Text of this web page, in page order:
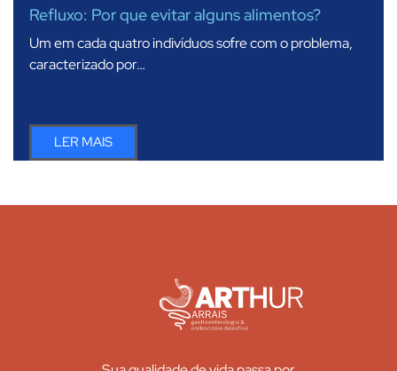
Refluxo: Por que evitar alguns alimentos?
Um em cada quatro indivíduos sofre com o problema,
caracterizado por…
LER MAIS